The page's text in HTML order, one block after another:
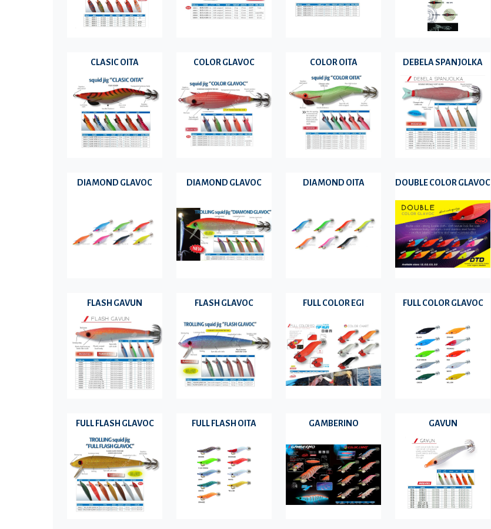
CLASIC OITA COLOR GLAVOC COLOR OITA DEBELA SPANJOLKA
DIAMOND GLAVOC DIAMOND GLAVOC DIAMOND OITA DOUBLE COLOR GLAVOC
FLASH GAVUN FLASH GLAVOC FULL COLOR EGI FULL COLOR GLAVOC
FULL FLASH GLAVOC FULL FLASH OITA GAMBERINO GAVUN